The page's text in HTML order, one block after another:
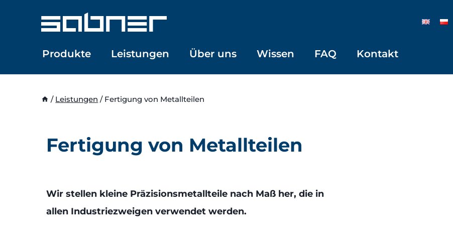
Produkte Leistungen Über uns Wissen FAQ Kontakt
/ Leistungen / Fertigung von Metallteilen
Fertigung von Metallteilen
Wir stellen kleine Präzisionsmetallteile nach Maß her, die in
allen Industriezweigen verwendet werden.